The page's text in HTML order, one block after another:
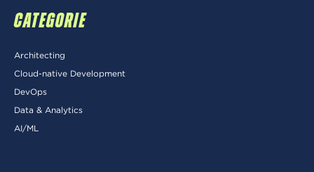
CATEGORIE
Architecting
Cloud-native Development
DevOps
Data & Analytics
AI/ML